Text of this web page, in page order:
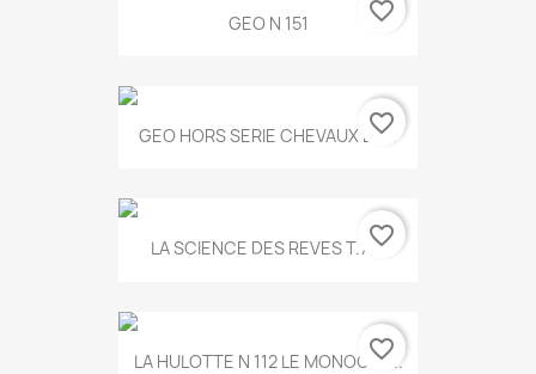
GEO N 151 favorite_border
GEO HORS SERIE CHEVAUX ET...
favorite_border
LA SCIENCE DES REVES T.787
favorite_border
LA HULOTTE N 112 LE MONOCLE...
favorite_border